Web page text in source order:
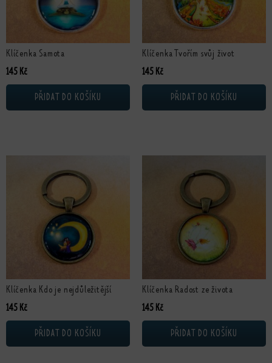
Klíčenka Samota
145 Kč
PŘIDAT DO KOŠÍKU
Klíčenka Tvořím svůj život
145 Kč
PŘIDAT DO KOŠÍKU
Klíčenka Kdo je nejdůležitější
145 Kč
PŘIDAT DO KOŠÍKU
Klíčenka Radost ze života
145 Kč
PŘIDAT DO KOŠÍKU